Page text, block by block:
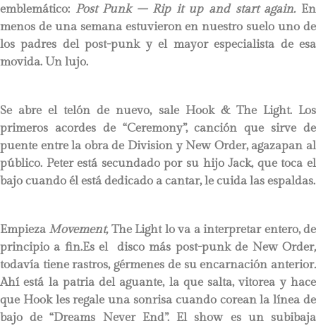
emblemático: Post Punk – Rip it up and start again. En
menos de una semana estuvieron en nuestro suelo uno de
los padres del post-punk y el mayor especialista de esa
movida. Un lujo.
Se abre el telón de nuevo, sale Hook & The Light. Los
primeros acordes de “Ceremony”, canción que sirve de
puente entre la obra de Division y New Order, agazapan al
público. Peter está secundado por su hijo Jack, que toca el
bajo cuando él está dedicado a cantar, le cuida las espaldas.
Empieza Movement, The Light lo va a interpretar entero, de
principio a fin.Es el disco más post-punk de New Order,
todavía tiene rastros, gérmenes de su encarnación anterior.
Ahí está la patria del aguante, la que salta, vitorea y hace
que Hook les regale una sonrisa cuando corean la línea de
bajo de “Dreams Never End”. El show es un subibaja